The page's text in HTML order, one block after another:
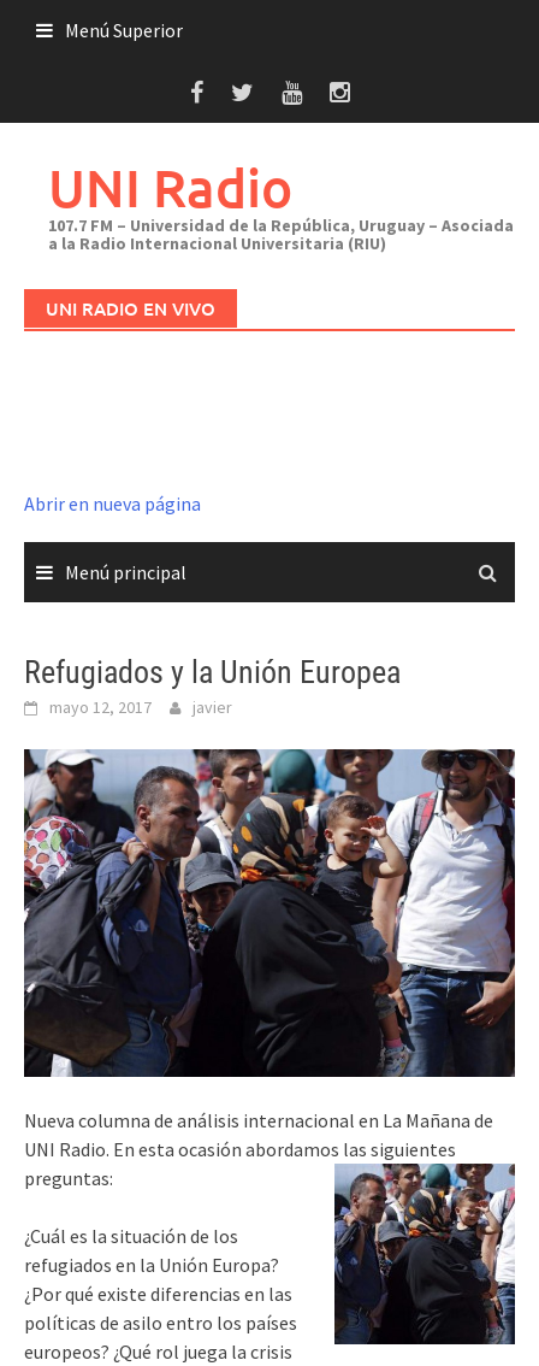
Menú Superior
UNI Radio
107.7 FM – Universidad de la República, Uruguay – Asociada
a la Radio Internacional Universitaria (RIU)
UNI RADIO EN VIVO
Abrir en nueva página
Menú principal
Refugiados y la Unión Europea
mayo 12, 2017 javier
Nueva columna de análisis internacional en La Mañana de
UNI Radio. En esta ocasión abordamos las siguientes
preguntas:
¿Cuál es la situación de los
refugiados en la Unión Europa?
¿Por qué existe diferencias en las
políticas de asilo entro los países
europeos? ¿Qué rol juega la crisis